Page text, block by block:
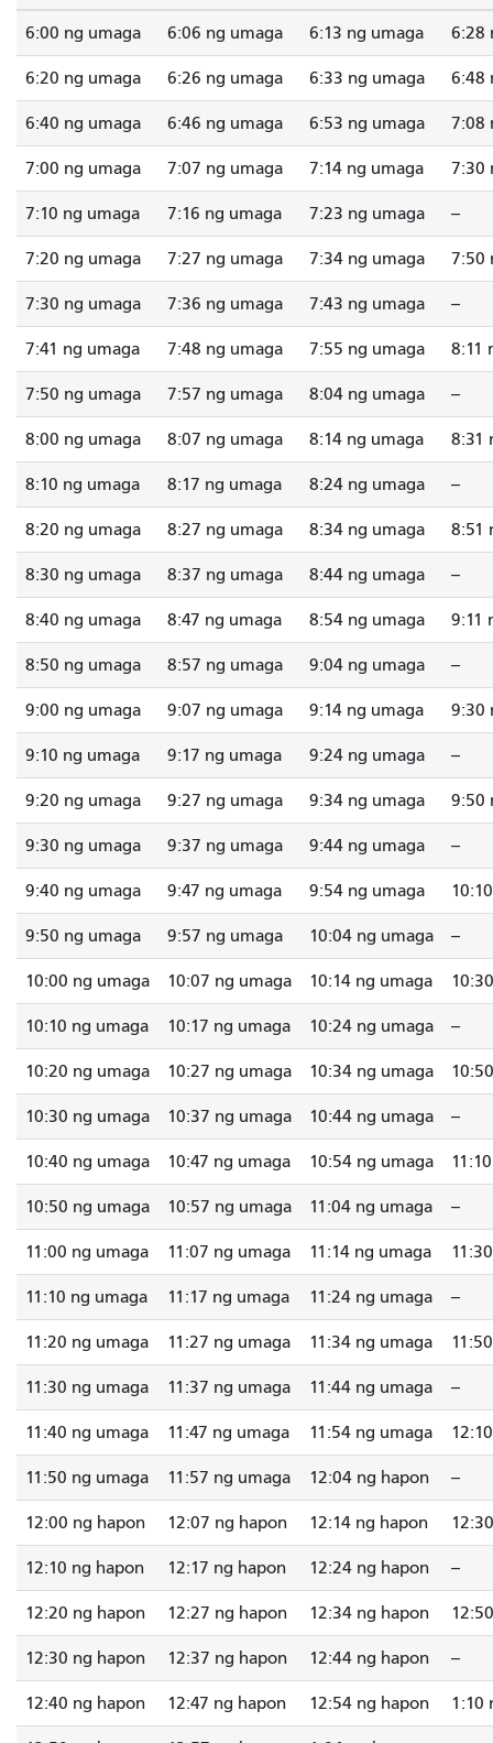
6:00 ng umaga 6:06 ng umaga 6:13 ng umaga 6:28
6:20 ng umaga 6:26 ng umaga 6:33 ng umaga 6:48
6:40 ng umaga 6:46 ng umaga 6:53 ng umaga 7:08
7:00 ng umaga 7:07 ng umaga 7:14 ng umaga 7:30
7:10 ng umaga 7:16 ng umaga 7:23 ng umaga --
7:20 ng umaga 7:27 ng umaga 7:34 ng umaga 7:50
7:30 ng umaga 7:36 ng umaga 7:43 ng umaga --
7:41 ng umaga 7:48 ng umaga 7:55 ng umaga 8:11
7:50 ng umaga 7:57 ng umaga 8:04 ng umaga --
8:00 ng umaga 8:07 ng umaga 8:14 ng umaga 8:31
8:10 ng umaga 8:17 ng umaga 8:24 ng umaga --
8:20 ng umaga 8:27 ng umaga 8:34 ng umaga 8:51
8:30 ng umaga 8:37 ng umaga 8:44 ng umaga --
8:40 ng umaga 8:47 ng umaga 8:54 ng umaga 9:11
8:50 ng umaga 8:57 ng umaga 9:04 ng umaga --
9:00 ng umaga 9:07 ng umaga 9:14 ng umaga 9:30
9:10 ng umaga 9:17 ng umaga 9:24 ng umaga --
9:20 ng umaga 9:27 ng umaga 9:34 ng umaga 9:50
9:30 ng umaga 9:37 ng umaga 9:44 ng umaga --
9:40 ng umaga 9:47 ng umaga 9:54 ng umaga
9:50 ng umaga 9:57 ng umaga 10:04 ng umaga --
10:00 ng umaga 10:07 ng umaga 10:14 ng umaga
10:10 ng umaga 10:17 ng umaga 10:24 ng umaga --
10:20 ng umaga 10:27 ng umaga 10:34 ng umaga
10:30 ng umaga 10:37 ng umaga 10:44 ng umaga --
10:40 ng umaga 10:47 ng umaga 10:54 ng umaga
10:50 ng umaga 10:57 ng umaga 11:04 ng umaga --
11:00 ng umaga 11:07 ng umaga 11:14 ng umaga
11:10 ng umaga 11:17 ng umaga 11:24 ng umaga --
11:20 ng umaga 11:27 ng umaga 11:34 ng umaga
11:30 ng umaga 11:37 ng umaga 11:44 ng umaga --
11:40 ng umaga 11:47 ng umaga 11:54 ng umaga
11:50 ng umaga 11:57 ng umaga 12:04 ng hapon --
12:00 ng hapon 12:07 ng hapon 12:14 ng hapon
12:10 ng hapon 12:17 ng hapon 12:24 ng hapon --
12:20 ng hapon 12:27 ng hapon 12:34 ng hapon
12:30 ng hapon 12:37 ng hapon 12:44 ng hapon --
12:40 ng hapon 12:47 ng hapon 12:54 ng hapon 1:10